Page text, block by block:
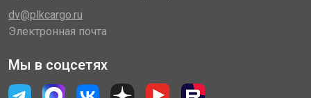
dv@plkcargo.ru
Электронная почта
Мы в соцсетях